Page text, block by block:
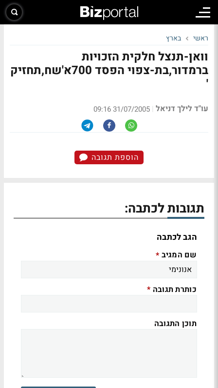
ראשי בארץ
וואן-תנצל חלקית הזכויות
ברמדור,בת-צפוי הפסד 700א'שח,תחזיק
'
עו"ד לילך דניאל |
31/07/2005 09:16
הוספת תגובה
תגובות לכתבה:
הגב לכתבה
שם המגיב *
כותרת תגובה *
תוכן התגובה